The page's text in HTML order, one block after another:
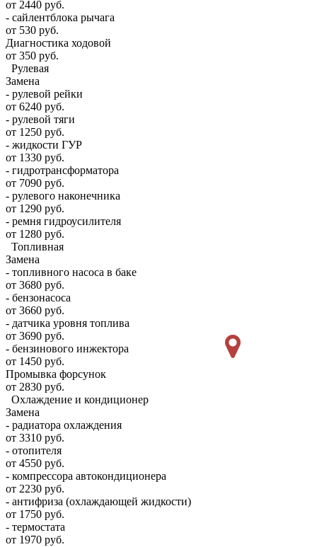
от 2440 руб.
- сайлентблока рычага
от 530 руб.
Диагностика ходовой
от 350 руб.
Рулевая
Замена
- рулевой рейки
от 6240 руб.
- рулевой тяги
от 1250 руб.
- жидкости ГУР
от 1330 руб.
- гидротрансформатора
от 7090 руб.
- рулевого наконечника
от 1290 руб.
- ремня гидроусилителя
от 1280 руб.
Топливная
Замена
- топливного насоса в баке
от 3680 руб.
- бензонасоса
от 3660 руб.
- датчика уровня топлива
от 3690 руб.
- бензинового инжектора
от 1450 руб.
Промывка форсунок
от 2830 руб.
Охлаждение и кондиционер
Замена
- радиатора охлаждения
от 3310 руб.
- отопителя
от 4550 руб.
- компрессора автокондиционера
от 2230 руб.
- антифриза (охлаждающей жидкости)
от 1750 руб.
- термостата
от 1970 руб.